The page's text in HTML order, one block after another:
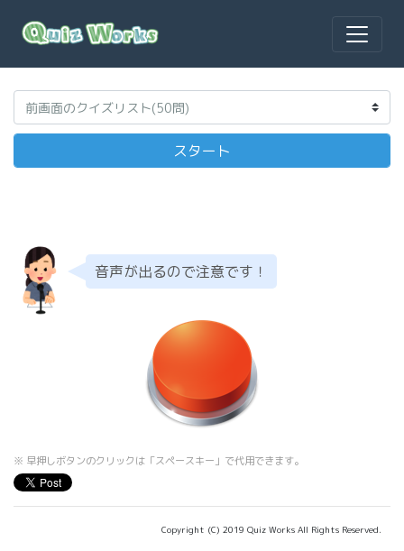
音声が出るので注意です！
※ 早押しボタンのクリックは「スペースキー」で代用できます。
Copyright (C) 2019 Quiz Works All Rights Reserved.